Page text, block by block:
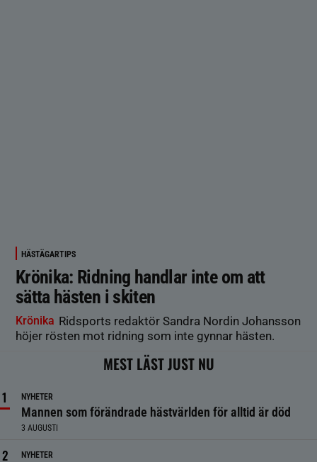
HÄSTÄGARTIPS
Krönika: Ridning handlar inte om att
sätta hästen i skiten
Krönika Ridsports redaktör Sandra Nordin Johansson
höjer rösten mot ridning som inte gynnar hästen.
MEST LÄST JUST NU
NYHETER
Mannen som förändrade hästvärlden för alltid är död
3 AUGUSTI
NYHETER